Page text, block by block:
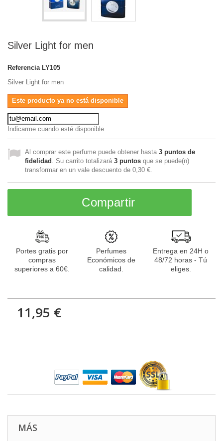
Silver Light for men
Referencia LY105
Silver Light for men
Este producto ya no está disponible
Indicarme cuando esté disponible
Al comprar este perfume puede obtener hasta 3 puntos de
fidelidad . Su carrito totalizará 3 puntos que se puede(n)
transformar en un vale descuento de 0,30 €
Compartir
Portes gratis por
compras
superiores a 60€.
Perfumes
Económicos de
calidad.
Entrega en 24H o
48/72 horas - Tú
eliges.
11,95 €
MÁS